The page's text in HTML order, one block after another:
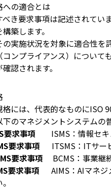
の適合とは
き要求事項は記述されてい
築します。
実施状況を対象に適合性を
ンプライアンス）について
認されます。
には、代表的なものにISO
のマネジメントシステムの
求事項 ISMS：情報セキ
要求事項 ITSMS：ITサー
求事項 BCMS：事業継
求事項 AIMS：AIマネジ